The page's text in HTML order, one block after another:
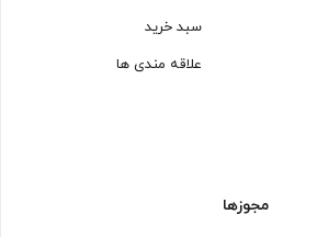
سبد خرید
علاقه مندی ها
مجوزها